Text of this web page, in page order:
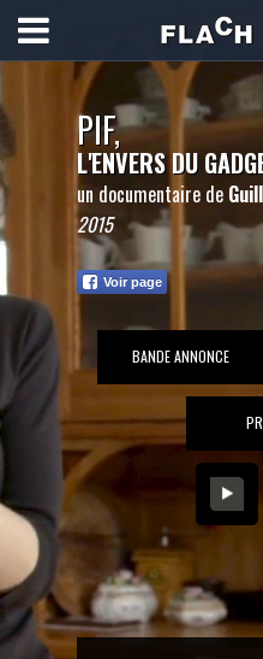
PIF,
L'ENVERS DU
un documentaire de
2015
Voir page
BANDE ANNONCE